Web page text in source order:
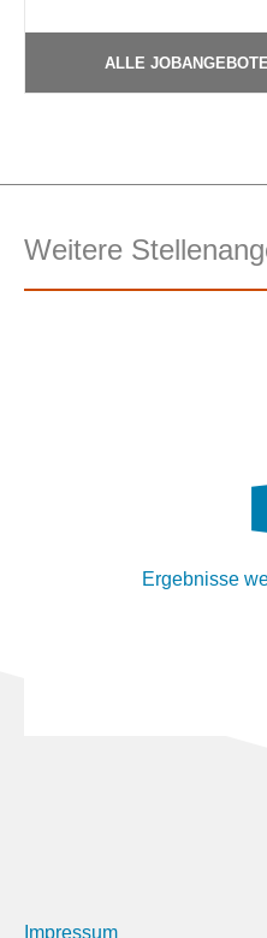
ALLE
Weitere
Ergebnisse
Impressum